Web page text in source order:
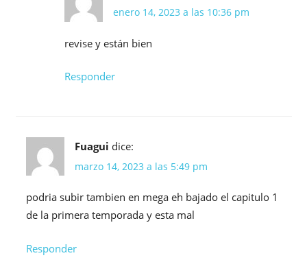
enero 14, 2023 a las 10:36 pm
revise y están bien
Responder
Fuagui dice:
marzo 14, 2023 a las 5:49 pm
podria subir tambien en mega eh bajado el capitulo 1
de la primera temporada y esta mal
Responder